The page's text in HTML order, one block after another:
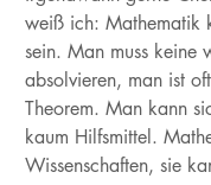
weiß ich: Mathematik
sein. Man muss keine
absolvieren, man ist
Theorem. Man kann
kaum Hilfsmittel.
Wissenschaften, sie